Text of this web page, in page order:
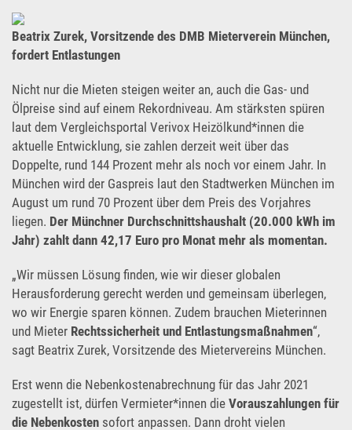
KONTAKT
UNSER SERVICE FÜR SIE
Beatrix Zurek, Vorsitzende des DMB Mieterverein München,
fordert Entlastungen
Nicht nur die Mieten steigen weiter an, auch die Gas- und
Ölpreise sind auf einem Rekordniveau. Am stärksten spüren
laut dem Vergleichsportal Verivox Heizölkund*innen die
aktuelle Entwicklung, sie zahlen derzeit weit über das
Doppelte, rund 144 Prozent mehr als noch vor einem Jahr. In
München wird der Gaspreis laut den Stadtwerken München im
August um rund 70 Prozent über dem Preis des Vorjahres
liegen. Der Münchner Durchschnittshaushalt (20.000 kWh im
Jahr) zahlt dann 42,17 Euro pro Monat mehr als momentan.
„Wir müssen Lösung finden, wie wir dieser globalen
Herausforderung gerecht werden und gemeinsam überlegen,
wo wir Energie sparen können. Zudem brauchen Mieterinnen
und Mieter Rechtssicherheit und Entlastungsmaßnahmen“,
sagt Beatrix Zurek, Vorsitzende des Mietervereins München.
Erst wenn die Nebenkostenabrechnung für das Jahr 2021
zugestellt ist, dürfen Vermieter*innen die Vorauszahlungen für
die Nebenkosten sofort anpassen. Dann droht vielen